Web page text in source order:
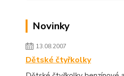
Novinky
13.08.2007
Dětské čtyřkolky